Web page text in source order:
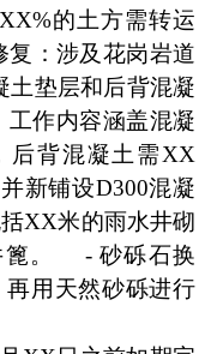
的土方需转运
复：涉及花岗岩道
土垫层和后背混凝
作内容涵盖混凝
后背混凝土需XX
新铺设D300混凝
XX米的雨水井砌
。
- 砂砾石换
用天然砂砾进行